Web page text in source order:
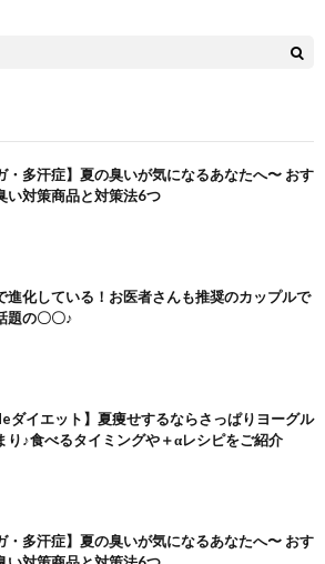
・多汗症】夏の臭いが気になるあなたへ〜 おす
い対策商品と対策法6つ
進化している！お医者さんも推奨のカップルで
題の〇〇♪
ダイエット】夏痩せするならさっぱりヨーグル
り♪食べるタイミングや＋αレシピをご紹介
・多汗症】夏の臭いが気になるあなたへ〜 おす